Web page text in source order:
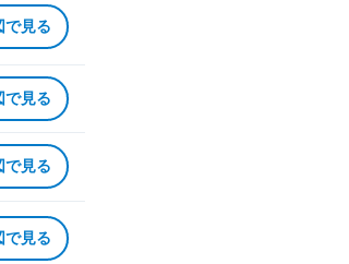
で見る
で見る
で見る
で見る